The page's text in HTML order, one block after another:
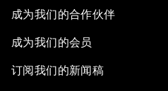
成为我们的合作伙伴
成为我们的会员
订阅我们的新闻稿